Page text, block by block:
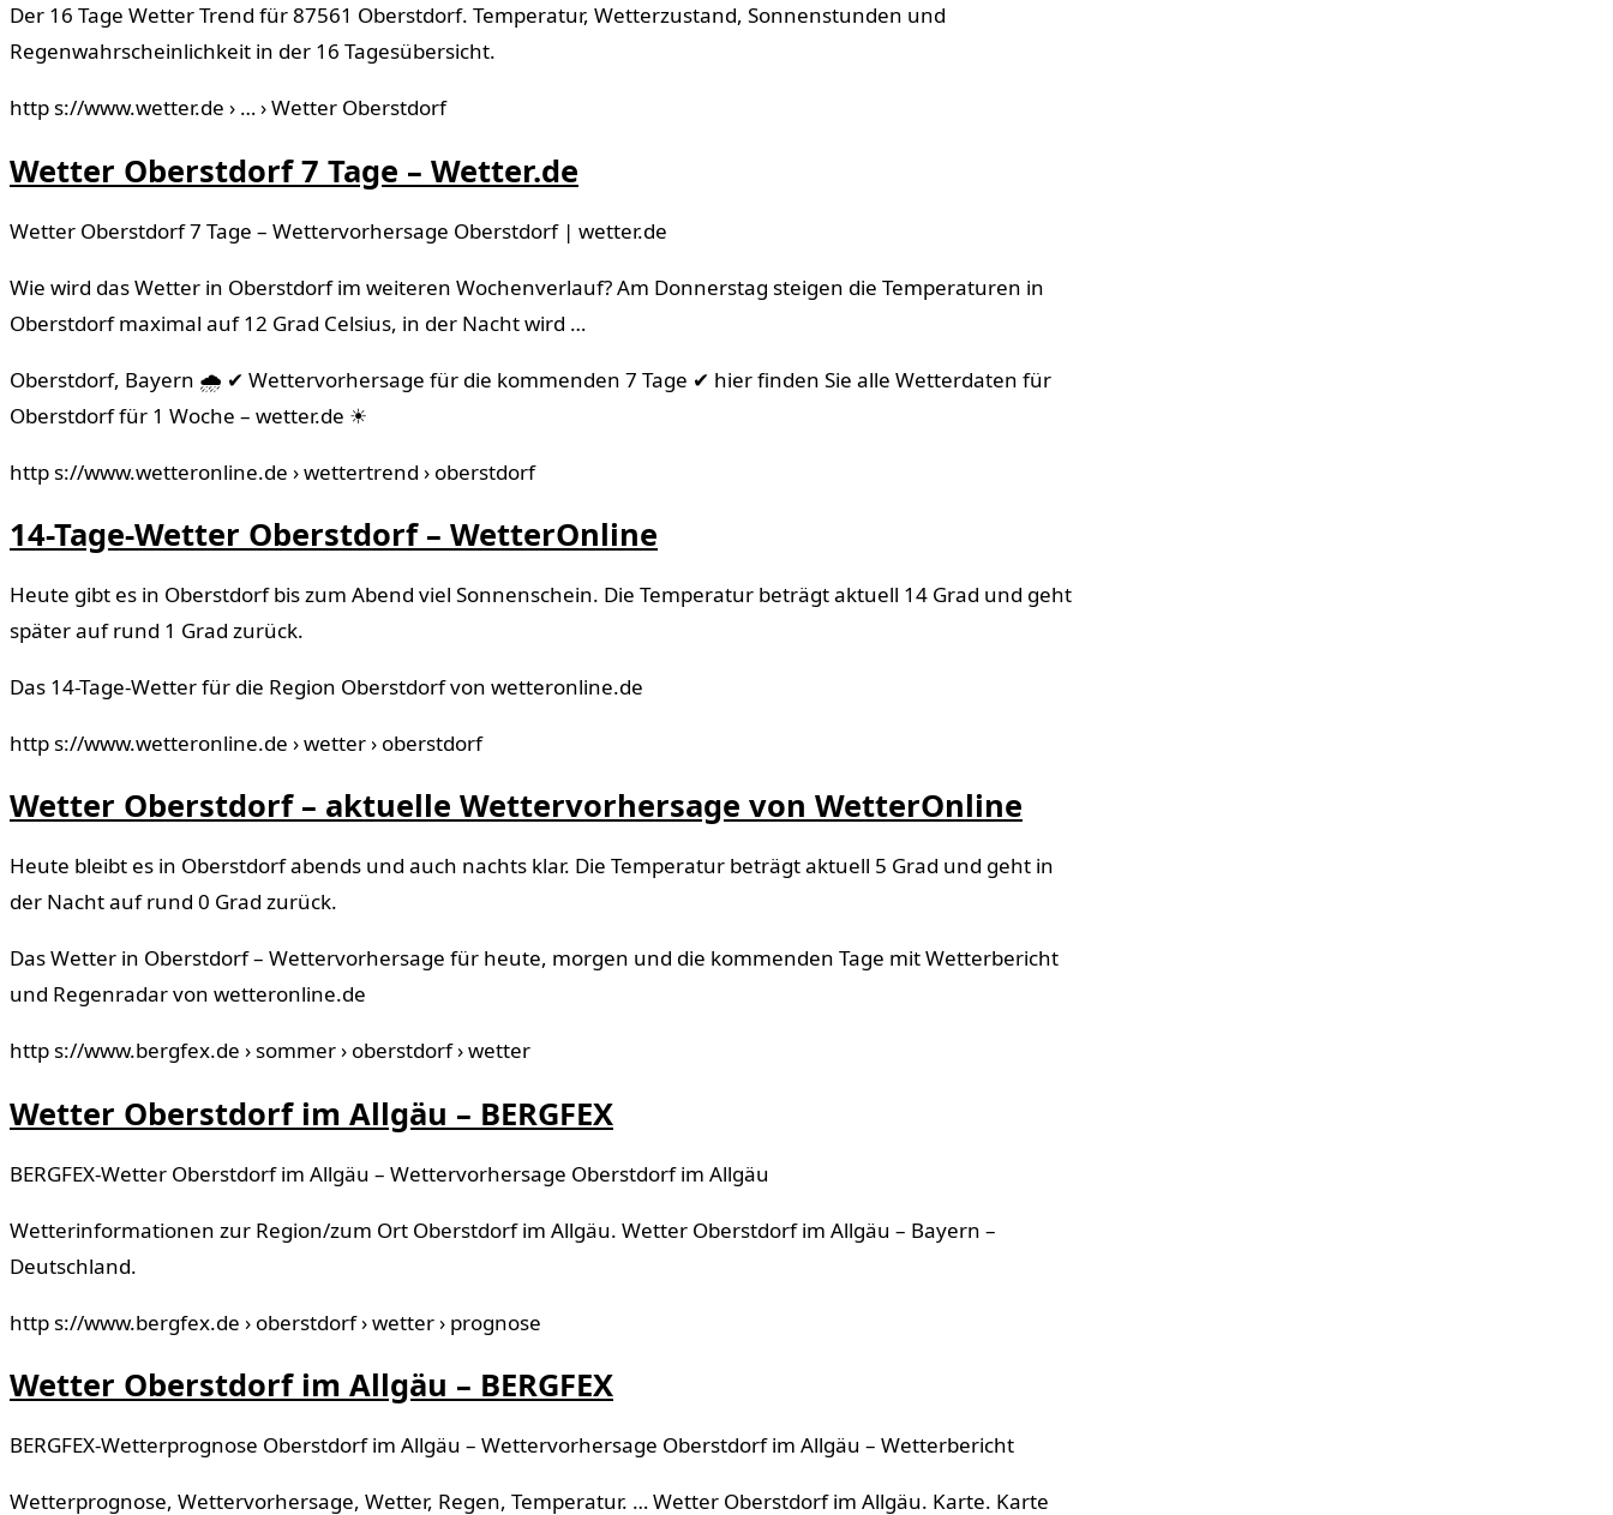
Der 16 Tage Wetter Trend für 87561 Oberstdorf. Temperatur, Wetterzustand, Sonnenstunden und
Regenwahrscheinlichkeit in der 16 Tagesübersicht.
http s://www.wetter.de › … › Wetter Oberstdorf
Wetter Oberstdorf 7 Tage – Wetter.de
Wetter Oberstdorf 7 Tage – Wettervorhersage Oberstdorf | wetter.de
Wie wird das Wetter in Oberstdorf im weiteren Wochenverlauf? Am Donnerstag steigen die Temperaturen in
Oberstdorf maximal auf 12 Grad Celsius, in der Nacht wird …
Oberstdorf, Bayern 🌧️ ✔ Wettervorhersage für die kommenden 7 Tage ✔ hier finden Sie alle Wetterdaten für
Oberstdorf für 1 Woche – wetter.de ☀
http s://www.wetteronline.de › wettertrend › oberstdorf
14-Tage-Wetter Oberstdorf – WetterOnline
Heute gibt es in Oberstdorf bis zum Abend viel Sonnenschein. Die Temperatur beträgt aktuell 14 Grad und geht
später auf rund 1 Grad zurück.
Das 14-Tage-Wetter für die Region Oberstdorf von wetteronline.de
http s://www.wetteronline.de › wetter › oberstdorf
Wetter Oberstdorf – aktuelle Wettervorhersage von WetterOnline
Heute bleibt es in Oberstdorf abends und auch nachts klar. Die Temperatur beträgt aktuell 5 Grad und geht in
der Nacht auf rund 0 Grad zurück.
Das Wetter in Oberstdorf – Wettervorhersage für heute, morgen und die kommenden Tage mit Wetterbericht
und Regenradar von wetteronline.de
http s://www.bergfex.de › sommer › oberstdorf › wetter
Wetter Oberstdorf im Allgäu – BERGFEX
BERGFEX-Wetter Oberstdorf im Allgäu – Wettervorhersage Oberstdorf im Allgäu
Wetterinformationen zur Region/zum Ort Oberstdorf im Allgäu. Wetter Oberstdorf im Allgäu – Bayern –
Deutschland.
http s://www.bergfex.de › oberstdorf › wetter › prognose
Wetter Oberstdorf im Allgäu – BERGFEX
BERGFEX-Wetterprognose Oberstdorf im Allgäu – Wettervorhersage Oberstdorf im Allgäu – Wetterbericht
Wetterprognose, Wettervorhersage, Wetter, Regen, Temperatur. … Wetter Oberstdorf im Allgäu. Karte. Karte